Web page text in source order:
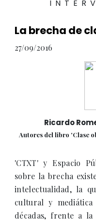
La brecha de
27/09/2016
Ricardo
Autores del libro 'Clase
'CTXT' y Espacio
sobre la brecha
intelectualidad, la
cultural y
décadas, frente a